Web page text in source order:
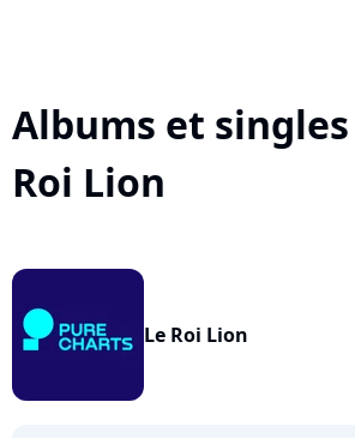
Albums et singles
Roi Lion
Le Roi Lion